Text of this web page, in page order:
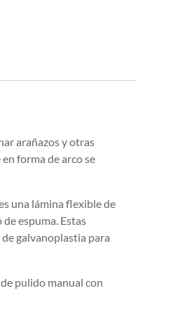
arañazos y otras
forma de arco se
una lámina flexible de
espuma. Estas
galvanoplastia para
pulido manual con